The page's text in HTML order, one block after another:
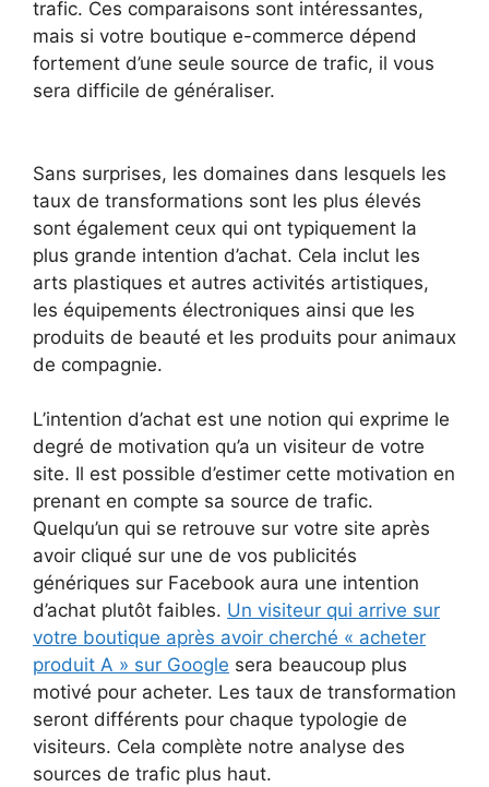
trafic. Ces comparaisons sont intéressantes,
mais si votre boutique e-commerce dépend
fortement d’une seule source de trafic, il vous
sera difficile de généraliser.
Sans surprises, les domaines dans lesquels les
taux de transformations sont les plus élevés
sont également ceux qui ont typiquement la
plus grande intention d’achat. Cela inclut les
arts plastiques et autres activités artistiques,
les équipements électroniques ainsi que les
produits de beauté et les produits pour animaux
de compagnie.
L’intention d’achat est une notion qui exprime le
degré de motivation qu’a un visiteur de votre
site. Il est possible d’estimer cette motivation en
prenant en compte sa source de trafic.
Quelqu’un qui se retrouve sur votre site après
avoir cliqué sur une de vos publicités
génériques sur Facebook aura une intention
d’achat plutôt faibles. Un visiteur qui arrive sur
votre boutique après avoir cherché « acheter
produit A » sur Google sera beaucoup plus
motivé pour acheter. Les taux de transformation
seront différents pour chaque typologie de
visiteurs. Cela complète notre analyse des
sources de trafic plus haut.